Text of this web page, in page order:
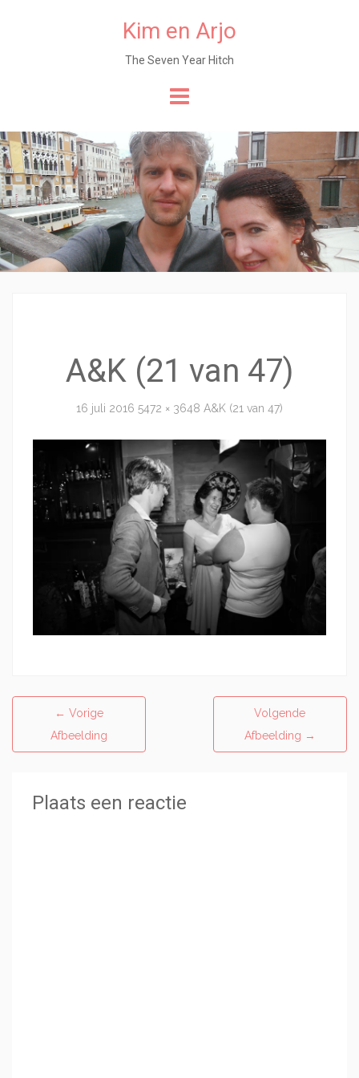
Kim en Arjo
The Seven Year Hitch
de
content
A&K (21 van 47)
16 juli 2016 5472 × 3648 A&K (21 van 47)
← Vorige
Afbeelding
Volgende
Afbeelding →
Plaats een reactie